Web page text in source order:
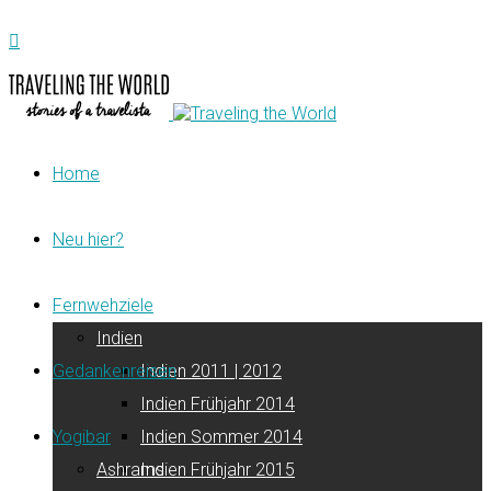
Home
Neu hier?
Fernwehziele
Indien
Indien 2011 | 2012
Indien Frühjahr 2014
Indien Sommer 2014
Indien Frühjahr 2015
Gedankenreisen
Yogibar
Ashrams